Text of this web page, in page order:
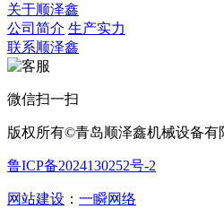
关于顺泽鑫
公司简介 生产实力
联系顺泽鑫
微信扫一扫
版权所有©青岛顺泽鑫机械设备有
鲁ICP备2024130252号-2
网站建设 ： 一瞬网络